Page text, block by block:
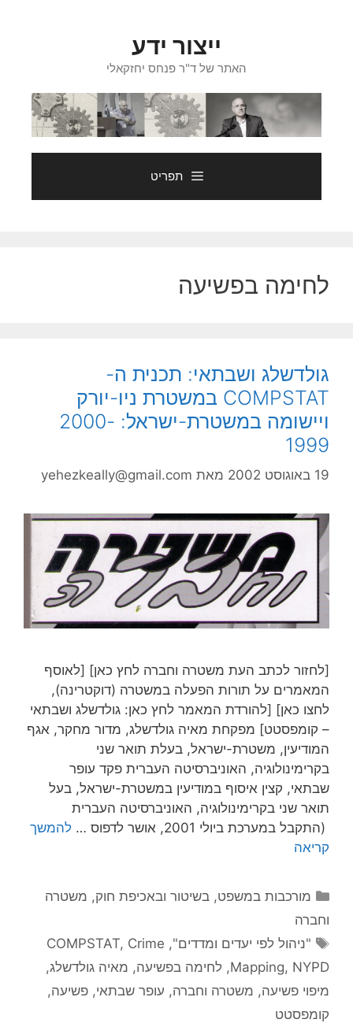
ייצור ידע
האתר של ד"ר פנחס יחזקאלי
תפריט
לחימה בפשיעה
גולדשלג ושבתאי: תכנית ה-
COMPSTAT במשטרת ניו-יורק
ויישומה במשטרת-ישראל: 2000-
1999
19 באוגוסט 2002 מאת yehezkeally@gmail.com
[לחזור לכתב העת משטרה וחברה לחץ כאן] [לאוסף
המאמרים על תורות הפעלה במשטרה (דוקטרינה),
לחצו כאן] [להורדת המאמר לחץ כאן: גולדשלג ושבתאי
– קומפסטט] מפקחת מאיה גולדשלג, מדור מחקר, אגף
המודיעין, משטרת-ישראל, בעלת תואר שני
בקרימינולוגיה, האוניברסיטה העברית פקד עופר
שבתאי, קצין איסוף במודיעין במשטרת-ישראל, בעל
תואר שני בקרימינולוגיה, האוניברסיטה העברית
(התקבל במערכת ביולי 2001, אושר לדפוס …
להמשך
קריאה
קטגוריות
מורכבות במשפט, בשיטור ובאכיפת חוק, משטרה
וחברה
תגיות
"ניהול לפי יעדים ומדדים",
COMPSTAT, Crime
Mapping, NYPD
, לחימה בפשיעה, מאיה גולדשלג,
מיפוי פשיעה, משטרה וחברה, עופר שבתאי, פשיעה,
קומפסטט